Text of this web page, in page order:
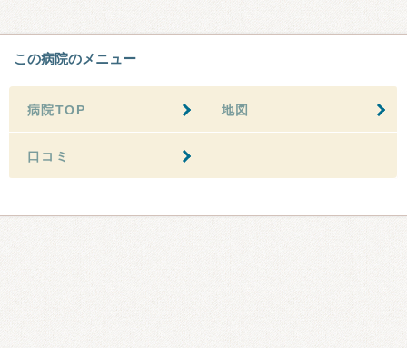
この病院のメニュー
病院TOP 地図
口コミ